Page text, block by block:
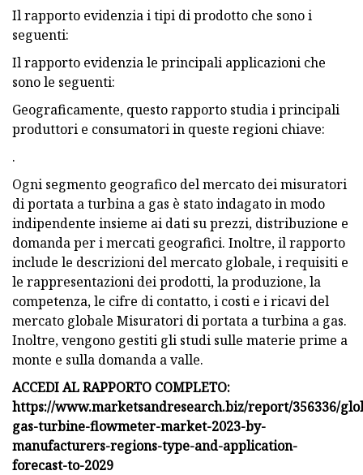
Il rapporto evidenzia i tipi di prodotto che sono i
seguenti:
Il rapporto evidenzia le principali applicazioni che
sono le seguenti:
Geograficamente, questo rapporto studia i principali
produttori e consumatori in queste regioni chiave:
.
Ogni segmento geografico del mercato dei misuratori
di portata a turbina a gas è stato indagato in modo
indipendente insieme ai dati su prezzi, distribuzione e
domanda per i mercati geografici. Inoltre, il rapporto
include le descrizioni del mercato globale, i requisiti e
le rappresentazioni dei prodotti, la produzione, la
competenza, le cifre di contatto, i costi e i ricavi del
mercato globale Misuratori di portata a turbina a gas.
Inoltre, vengono gestiti gli studi sulle materie prime a
monte e sulla domanda a valle.
ACCEDI AL RAPPORTO COMPLETO:
https://www.marketsandresearch.biz/report/356336/
gas-turbine-flowmeter-market-2023-by-
manufacturers-regions-type-and-application-
forecast-to-2029